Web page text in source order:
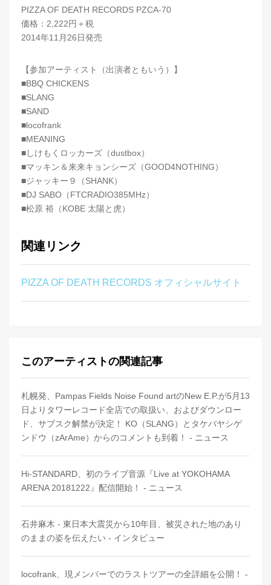
PIZZA OF DEATH RECORDS PZCA-70
価格：2,222円＋税
2014年11月26日発売
【参加アーティスト（出演者ともいう）】
■BBQ CHICKENS
■SLANG
■SAND
■locofrank
■MEANING
■しけもくロッカーズ（dustbox）
■マッキン＆来来キョンシーズ（GOOD4NOTHING）
■ジャッキー９（SHANK）
■DJ SABO（FTCRADIO385MHz）
■松原 裕（KOBE 太陽と虎）
関連リンク
PIZZA OF DEATH RECORDS オフィシャルサイト
このアーティストの関連記事
札幌発、Pampas Fields Noise Found artのNew E.P.が5月13
日よりタワーレコード全店での取扱い、およびダウンロー
ド、サブスク解禁が決定！ KO（SLANG）とタケバヤシゲ
ンドウ（zArAme）からのコメントも到着！ - ニュース
Hi-STANDARD、初のライブ音源『Live at YOKOHAMA
ARENA 20181222』配信開始！ - ニュース
石井麻木 - 東日本大震災から10年目、被災された地のあり
のままの姿を伝えたい - インタビュー
locofrank、現メンバーでのラストツアーの全詳細を公開！ -